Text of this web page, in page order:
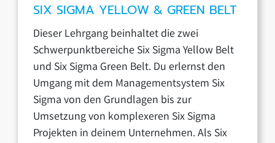
SIX SIGMA YELLOW & GREEN BELT
Dieser Lehrgang beinhaltet die zwei
Schwerpunktbereiche Six Sigma Yellow Belt
und Six Sigma Green Belt. Du erlernst den
Umgang mit dem Managementsystem Six
Sigma von den Grundlagen bis zur
Umsetzung von komplexeren Six Sigma
Projekten in deinem Unternehmen. Als Six